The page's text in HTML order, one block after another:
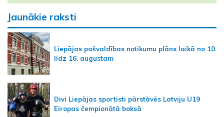
Jaunākie raksti
Liepājas pašvaldības notikumu plāns laikā no 10.
līdz 16. augustam
Divi Liepājas sportisti pārstāvēs Latviju U19
Eiropas čempionātā boksā